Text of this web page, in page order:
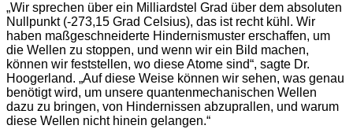
„Wir sprechen über ein Milliardstel Grad über dem absoluten
Nullpunkt (-273,15 Grad Celsius), das ist recht kühl. Wir
haben maßgeschneiderte Hindernismuster erschaffen, um
die Wellen zu stoppen, und wenn wir ein Bild machen,
können wir feststellen, wo diese Atome sind“, sagte Dr.
Hoogerland. „Auf diese Weise können wir sehen, was genau
benötigt wird, um unsere quantenmechanischen Wellen
dazu zu bringen, von Hindernissen abzuprallen, und warum
diese Wellen nicht hinein gelangen.“